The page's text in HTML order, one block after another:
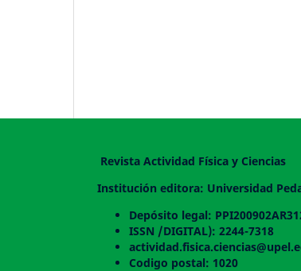
Revista Actividad Física y Ciencias
Institución editora: Universidad
Depósito legal:
ISSN /DIGITAL): 2244-7318
Codigo postal: 1020